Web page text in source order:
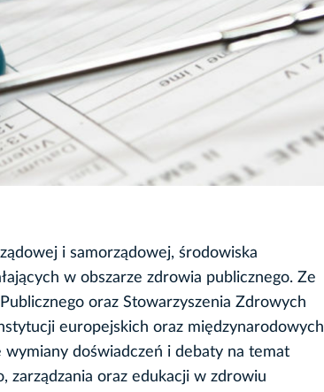
i samorządowej, środowiska
w obszarze zdrowia publicznego. Ze
oraz Stowarzyszenia Zdrowych
europejskich oraz międzynarodowych
doświadczeń i debaty na temat
zarządzania oraz edukacji w zdrowiu